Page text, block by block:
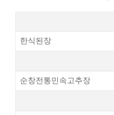
한식된장
순창전통민속고추장